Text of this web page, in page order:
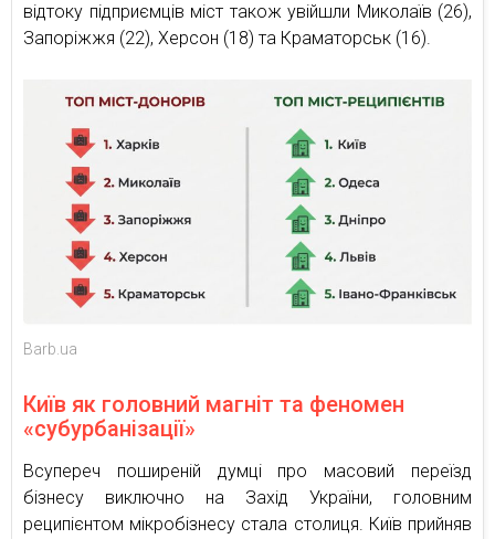
відтоку підприємців міст також увійшли Миколаїв (26),
Запоріжжя (22), Херсон (18) та Краматорськ (16).
Barb.ua
Київ як головний магніт та феномен
«субурбанізації»
Всупереч поширеній думці про масовий переїзд
бізнесу виключно на Захід України, головним
реципієнтом мікробізнесу стала столиця. Київ прийняв